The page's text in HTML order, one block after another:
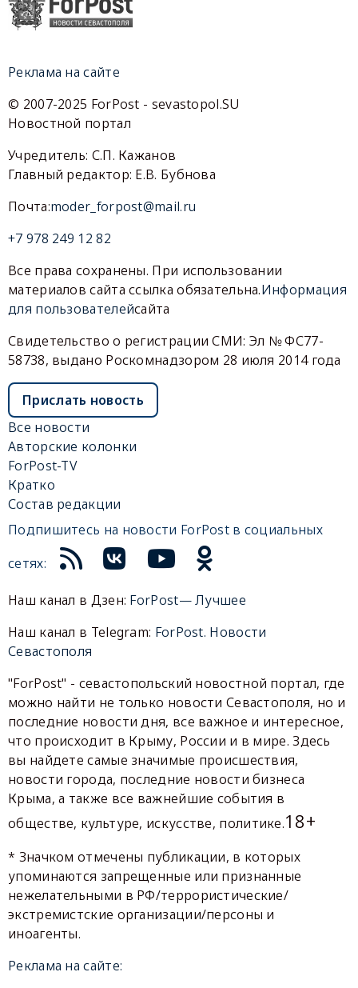
Реклама на сайте
© 2007-2025 ForPost - sevastopol.SU
Новостной портал
Учредитель: С.П. Кажанов
Главный редактор: Е.В. Бубнова
Почта:moder_forpost@mail.ru
+7 978 249 12 82
Все права сохранены. При использовании
материалов сайта ссылка обязательна.Информация
для пользователейсайта
Свидетельство о регистрации СМИ: Эл № ФС77-
58738, выдано Роскомнадзором 28 июля 2014 года
Прислать новость
Все новости
Авторские колонки
ForPost-TV
Кратко
Состав редакции
Подпишитесь на новости ForPost в социальных
сетях:
Наш канал в Дзен: ForPost— Лучшее
Наш канал в Telegram: ForPost. Новости
Севастополя
"ForPost" - севастопольский новостной портал, где
можно найти не только новости Севастополя, но и
последние новости дня, все важное и интересное,
что происходит в Крыму, России и в мире. Здесь
вы найдете самые значимые происшествия,
новости города, последние новости бизнеса
Крыма, а также все важнейшие события в
обществе, культуре, искусстве, политике.18+
* Значком отмечены публикации, в которых
упоминаются запрещенные или признанные
нежелательными в РФ/террористические/
экстремистские организации/персоны и
иноагенты.
Реклама на сайте: